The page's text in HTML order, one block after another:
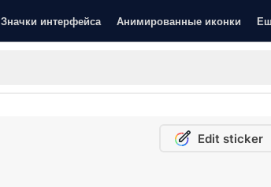
Значки интерфейса Анимированные иконки
Edit sticker